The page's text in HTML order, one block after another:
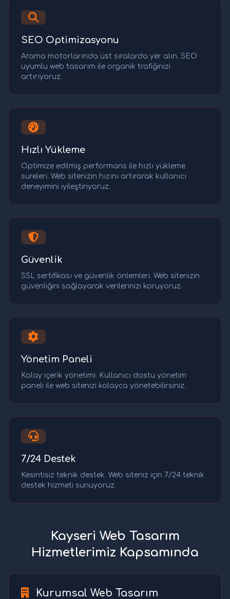
SEO Optimizasyonu
Arama motorlarında üst sıralarda yer alın. SEO
uyumlu web tasarım ile organik trafiğinizi
artırıyoruz.
Hızlı Yükleme
Optimize edilmiş performans ile hızlı yükleme
süreleri. Web sitenizin hızını artırarak kullanıcı
deneyimini iyileştiriyoruz.
Güvenlik
SSL sertifikası ve güvenlik önlemleri. Web sitenizin
güvenliğini sağlayarak verilerinizi koruyoruz.
Yönetim Paneli
Kolay içerik yönetimi. Kullanıcı dostu yönetim
paneli ile web sitenizi kolayca yönetebilirsiniz.
7/24 Destek
Kesintisiz teknik destek. Web siteniz için 7/24 teknik
destek hizmeti sunuyoruz.
Kayseri Web Tasarım
Hizmetlerimiz Kapsamında
Kurumsal Web Tasarım